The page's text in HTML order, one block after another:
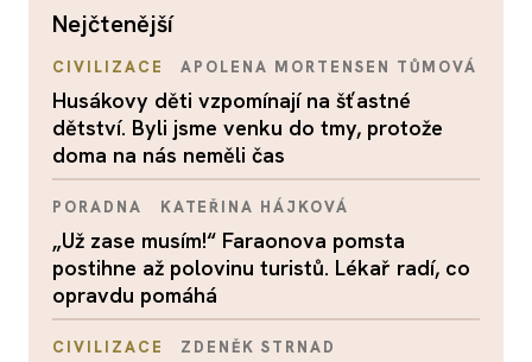
nejčtenější
CIVILIZACE APOLENA MORTENSEN TŮMOVÁ
Husákovy děti vzpomínají na šťastné
dětství. Byli jsme venku do tmy, protože
doma na nás neměli čas
PORADNA KATEŘINA HÁJKOVÁ
„Už zase musím!“ Faraonova pomsta
postihne až polovinu turistů. Lékař radí, co
opravdu pomáhá
CIVILIZACE ZDENĚK STRNAD